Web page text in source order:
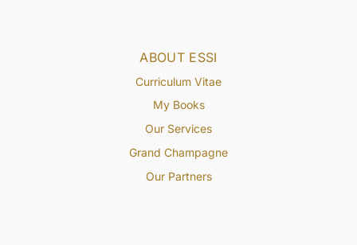
ABOUT ESSI
Curriculum Vitae
My Books
Our Services
Grand Champagne
Our Partners